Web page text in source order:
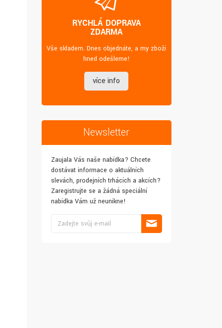
RYCHLÁ DOPRAVA
ZDARMA
Vše skladem. Dnes objednáte, a my zboží
hned odešleme!
více info
Newsletter
Zaujala Vás naše nabídka? Chcete
dostávat informace o aktuálních
slevách, prodejních trhácích a akcích?
Zaregistrujte se a žádná speciální
nabídka Vám už neunikne!